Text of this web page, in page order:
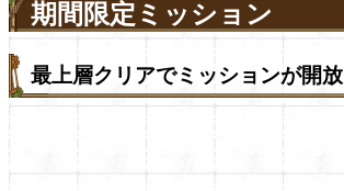
期間限定ミッション
最上層クリアでミッションが開放